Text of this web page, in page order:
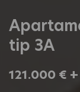
tip 3A
121.000 €